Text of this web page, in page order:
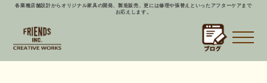
各業種店舗設計からオリジナル家具の開発、製造販売、更には修理や張替えといったアフターケアまで
お応えします。